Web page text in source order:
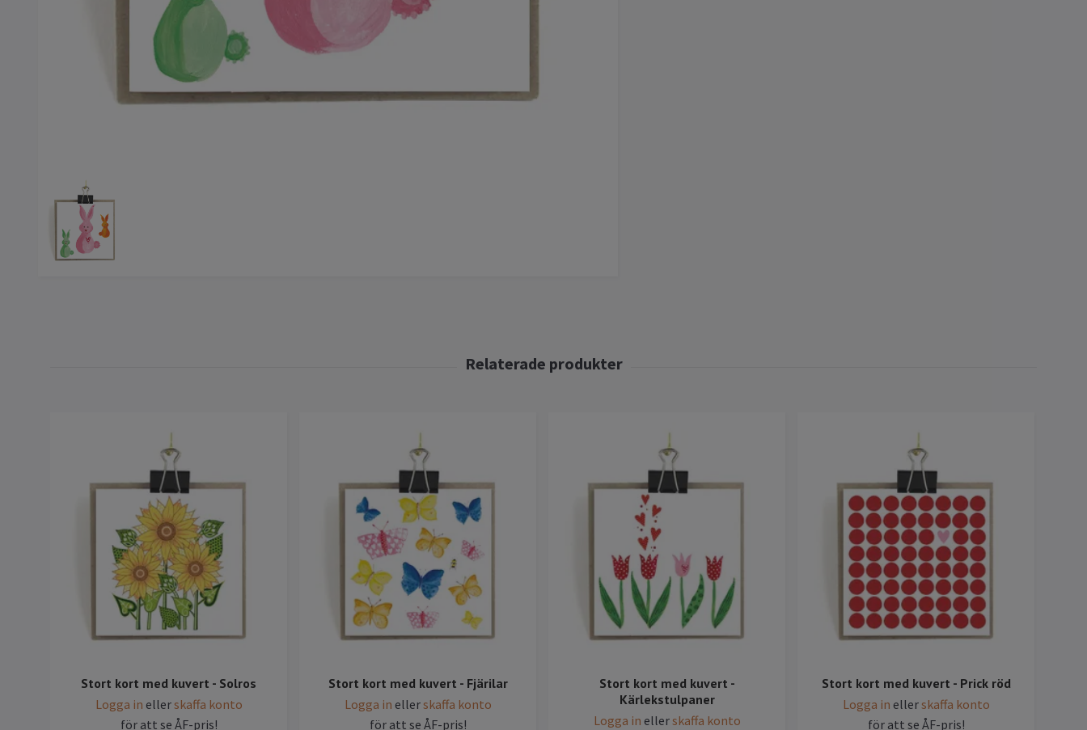
Stort kort med kuvert - Solros
Logga in ellerskaffa konto
för att se ÅF-pris!
Stort kort med kuvert - Fjärilar
Logga in ellerskaffa konto
för att se ÅF-pris!
Stort kort med kuvert -
Kärlekstulpaner
Logga in ellerskaffa konto
Stort kort med kuvert - Prick röd
Logga in ellerskaffa konto
för att se ÅF-pris!